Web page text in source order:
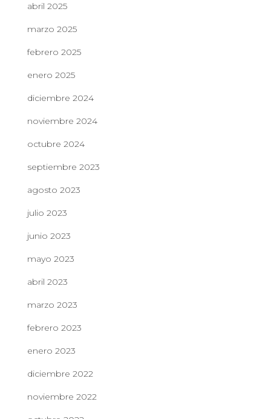
abril 2025
marzo 2025
febrero 2025
enero 2025
diciembre 2024
noviembre 2024
octubre 2024
septiembre 2023
agosto 2023
julio 2023
junio 2023
mayo 2023
abril 2023
marzo 2023
febrero 2023
enero 2023
diciembre 2022
noviembre 2022